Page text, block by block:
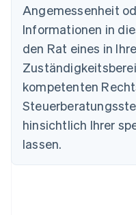
Angemessenheit
Informationen in
den Rat eines in
kompetenten
hinsichtlich Ihrer
lassen.
Brasilien
Bulgarien
English
Dänemark
English
Deutschland
DeutschEnglish
English
Festlandchina